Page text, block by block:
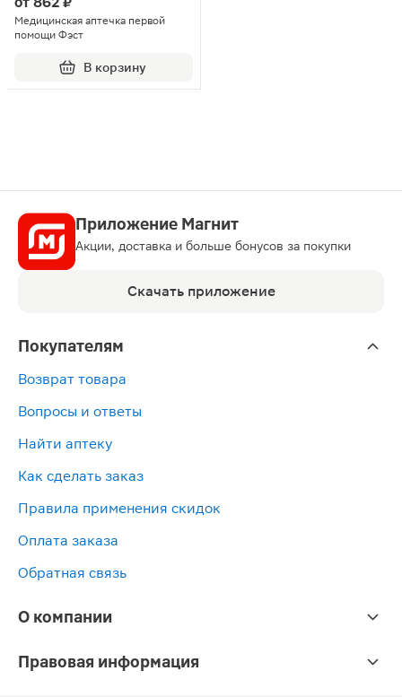
Медицинская аптечка первой
помощи Фэст
В корзину
Приложение Магнит
Акции, доставка и больше бонусов за покупки
Скачать приложение
Покупателям
Возврат товара
Вопросы и ответы
Найти аптеку
Как сделать заказ
Правила применения скидок
Оплата заказа
Обратная связь
О компании
Правовая информация